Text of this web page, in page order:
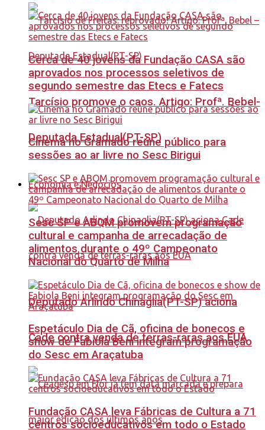
Tarcísio promove o caos. Artigo: Profª. Bebel-
Deputada Estadual(PT-SP)
Economia e Negócios
Deputado Arlindo Chinaglia(PT-SP) aciona
Cade contra venda de terras-raras aos EUA
Cerca de 40 jovens da Fundação CASA são
aprovados nos processos seletivos de
segundo semestre das Etecs e Fatecs
Cinema no Gramado reúne público para
sessões ao ar livre no Sesc Birigui
Sesc SP e ABQM promovem programação
cultural e campanha de arrecadação de
alimentos durante o 49º Campeonato
Nacional do Quarto de Milha
Espetáculo Dia de Cã, oficina de bonecos e
show de Fabiola Beni integram programação
do Sesc em Araçatuba
Fundação CASA leva Fábricas de Cultura a 71
centros socioeducativos em todo o Estado